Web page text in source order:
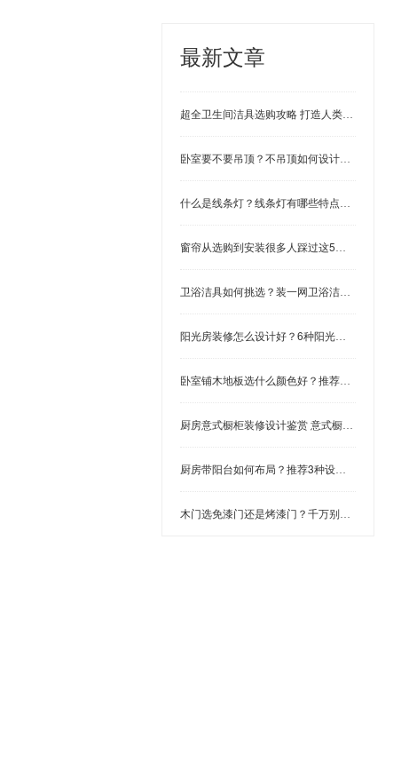
最新文章
超全卫生间洁具选购攻略 打造人类高质量卫生间
卧室要不要吊顶？不吊顶如何设计？5款卧室装修效果图
什么是线条灯？线条灯有哪些特点？家居装修的4种应用
窗帘从选购到安装很多人踩过这5个大坑 窗帘选购注意事项
卫浴洁具如何挑选？装一网卫浴洁具选购注意事项
阳光房装修怎么设计好？6种阳光房设计样式 帮你解决选择困
卧室铺木地板选什么颜色好？推荐这3种颜色 温馨又时尚！
厨房意式橱柜装修设计鉴赏 意式橱柜装修效果图
厨房带阳台如何布局？推荐3种设计方案 一种比一种高级！
木门选免漆门还是烤漆门？千万别选错，否则花钱又难用！